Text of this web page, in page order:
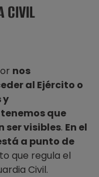
CIVIL
nos
al Ejército o
y
que
ser visibles. En el
a punto de
que regula el
Civil.